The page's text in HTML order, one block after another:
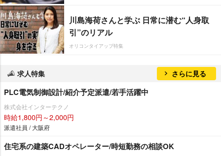
川島海荷さんと学ぶ 日常に潜む“人身取
引”のリアル
オリコンタイアップ特集
求人特集 さらに見る
PLC電気制御設計/紹介予定派遣/若手活躍中
株式会社インターテクノ
時給1,800円～2,000円
派遣社員 / 大阪府
住宅系の建築CADオペレーター/時短勤務の相談OK